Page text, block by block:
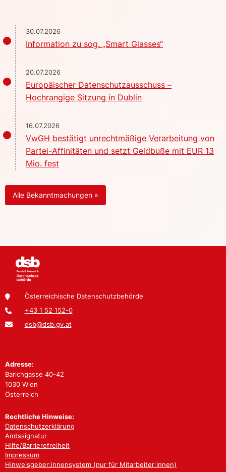
30.07.2026
Information zu sog. „Smart Glasses“
20.07.2026
Europäischer Datenschutzausschuss –
Hochrangige Sitzung in Dublin
16.07.2026
VwGH bestätigt unrechtmäßige Verarbeitung von
Partei-Affinitäten und setzt Geldbuße mit EUR 13
Mio. fest
Alle Bekanntmachungen »
Österreichische Datenschutzbehörde
+43 1 52 152-0
dsb@dsb.gv.at
Adresse:
Barichgasse 40-42
1030 Wien
Österreich
Rechtliche Hinweise:
Datenschutzerklärung
Amtssignatur
Hilfe/Barrierefreiheit
Impressum
Hinweisgeber:innensystem (nur für Mitarbeiter:innen)